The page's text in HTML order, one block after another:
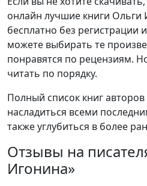
онлайн лучшие книги
бесплатно без регистрации
можете выбирать те
понравятся по рецензиям.
читать по порядку.
Полный список книг
насладиться всеми
также углубиться в более
Отзывы на
Игонина»